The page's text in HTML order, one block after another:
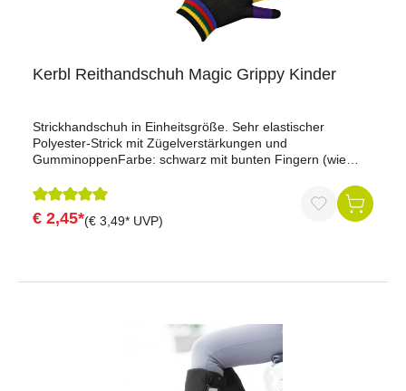
Kerbl Reithandschuh Magic Grippy Kinder
Strickhandschuh in Einheitsgröße. Sehr elastischer
Polyester-Strick mit Zügelverstärkungen und
GumminoppenFarbe: schwarz mit bunten Fingern (wie
Durchschnittliche Bewertung von 5 von 5 Sternen
€ 2,45*(€ 3,49* UVP)